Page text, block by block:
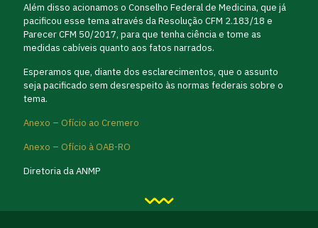
Além disso acionamos o Conselho Federal de Medicina, que já
pacificou esse tema através da Resolução CFM 2.183/18 e
Parecer CFM 50/2017, para que tenha ciência e tome as
medidas cabíveis quanto aos fatos narrados.
Esperamos que, diante dos esclarecimentos, que o assunto
seja pacificado sem desrespeito às normas federais sobre o
tema.
Anexo – Ofício ao Cremero
Anexo – Ofício à OAB-RO
Diretoria da ANMP